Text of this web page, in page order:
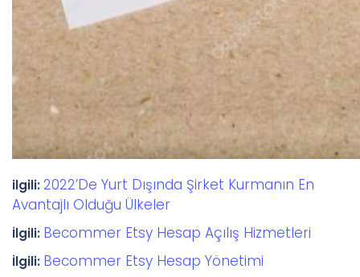
ilgili: 2022’De Yurt Dışında Şirket Kurmanın En
Avantajlı Olduğu Ülkeler
İlgili: Becommer Etsy Hesap Açılış Hizmetleri
İlgili: Becommer Etsy Hesap Yönetimi